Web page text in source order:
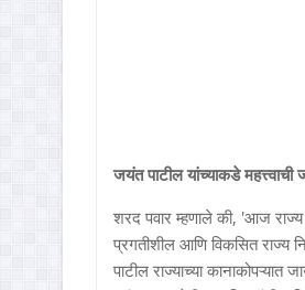
जयंत पाटील यांच्याकडे महत्त्वाची
शरद पवार म्हणाले की, 'आज राज्य
प्रगतीशील आणि विकसित राज्य
पाटील राज्याच्या